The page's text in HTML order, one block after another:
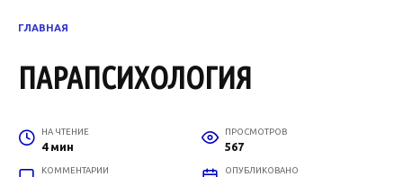
ГЛАВНАЯ
ПАРАПСИХОЛОГИЯ
НА ЧТЕНИЕ
4 мин
ПРОСМОТРОВ
567
КОММЕНТАРИИ ОПУБЛИКОВАНО